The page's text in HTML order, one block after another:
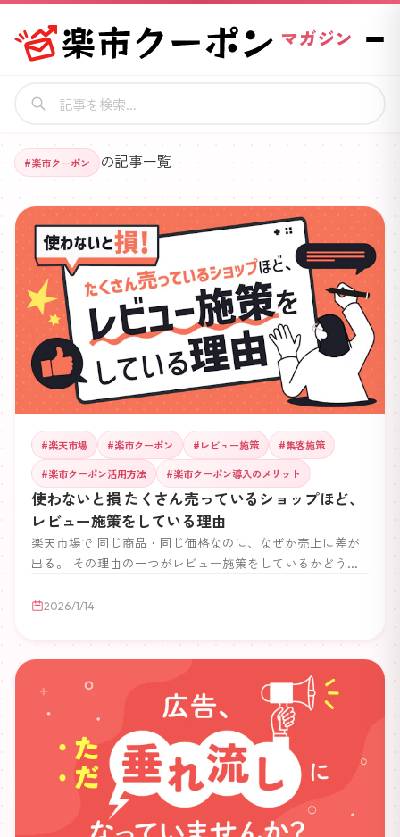
マガジン
#楽市クーポン の記事一覧
#楽天市場 #楽市クーポン #レビュー施策 #集客施策
#楽市クーポン活用方法 #楽市クーポン導入のメリット
使わないと損 たくさん売っているショップほど、
レビュー施策をしている理由
楽天市場で 同じ商品・同じ価格なのに、なぜか売上に差が
出る。 その理由の一つがレビュー施策をしているかどうか
ず、当たり前に取り組んでいます。 本記事では、レビュー
理由を簡潔に解説します。
2026/1/14